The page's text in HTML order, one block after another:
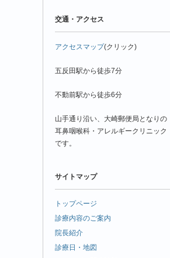
交通・アクセス
アクセスマップ(クリック)
五反田駅から徒歩7分
不動前駅から徒歩6分
山手通り沿い、大崎郵便局となりの
耳鼻咽喉科・アレルギークリニック
です。
サイトマップ
トップページ
診療内容のご案内
院長紹介
診療日・地図